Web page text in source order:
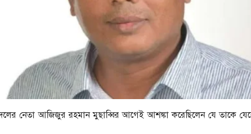
দলের নেতা আজিজুর রহমান মুছাব্বির আগেই আশঙ্কা করেছিলেন যে তাকে